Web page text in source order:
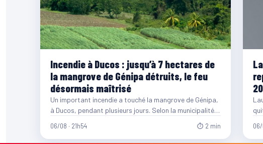
Incendie à Ducos : jusqu’à 7 hectares de
la mangrove de Génipa détruits, le feu
désormais maîtrisé
Un important incendie a touché la mangrove de Génipa,
à Ducos, pendant plusieurs jours. Selon la municipalité,
06/08 · 21h54 ⏱ 2 min 06/